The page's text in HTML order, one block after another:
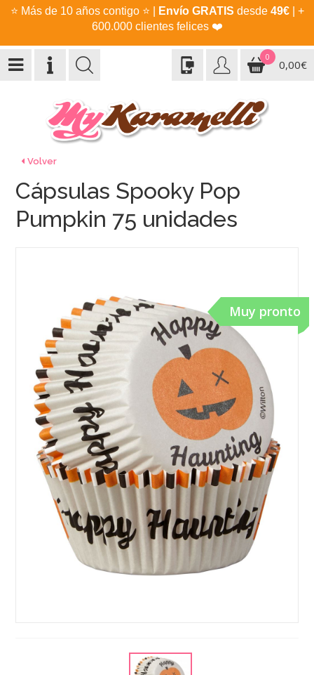
⭐ Más de 10 años contigo ⭐ Envío GRATIS desde 49€| +
600.000 clientes felices ❤️
0
0,00€
Volver
Muy pronto
Cápsulas Spooky Pop
Pumpkin 75 unidades